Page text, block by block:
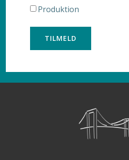
Produktion